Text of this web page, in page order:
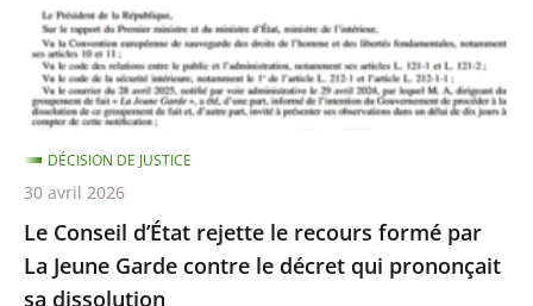
formé
par
La
Jeune
Garde
contre
le
décret
Le Conseil d’État rejette le recours formé par
La Jeune Garde contre le décret qui prononçait
sa dissolution
DÉCISION DE JUSTICE
30 avril 2026